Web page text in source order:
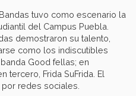
tuvo como escenario la
del Campus Puebla.
demostraron su talento,
como los indiscutibles
Good fellas; en
tercero, Frida SuFrida. El
redes sociales.